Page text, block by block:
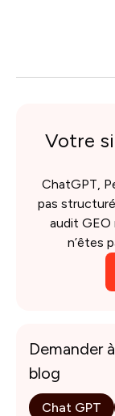
Demander
blog
Chat GPT
Votre
ChatGPT,
pas
audit GEO
n’êtes